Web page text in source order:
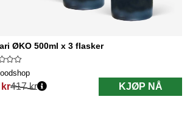
ØKO 500ml x 3 flasker
krpris:
417 kr KJØP NÅ